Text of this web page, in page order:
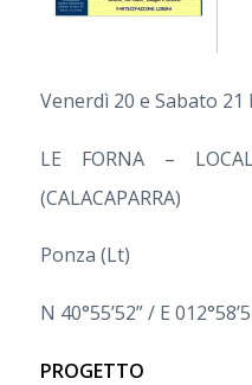
Venerdì 20 e Sabato
LE FORNA –
(CALACAPARRA)
Ponza (Lt)
N 40°55’52” / E
PROGETTO